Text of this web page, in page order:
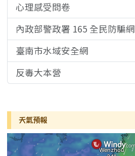
心理感受問卷
內政部警政署 165 全民防騙網
臺南市水域安全網
反毒大本營
天氣預報